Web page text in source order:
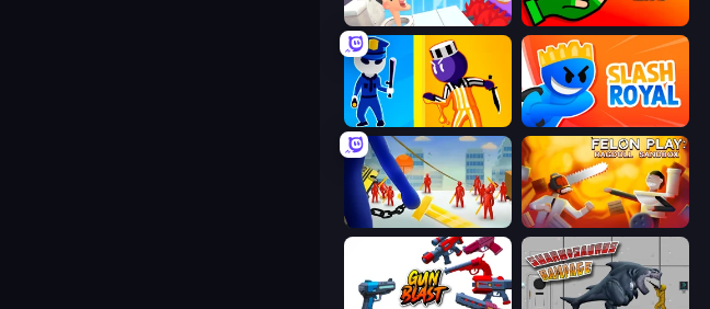
Swing Monster: Decisive Battle Monster Life
Slash Royal
Slasher Felon Play: Ragdoll Sandbox